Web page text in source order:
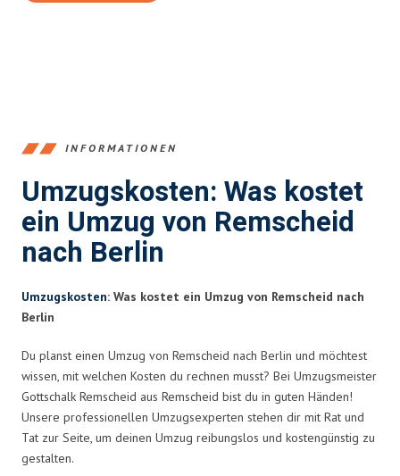
INFORMATIONEN
Umzugskosten: Was kostet
ein Umzug von Remscheid
nach Berlin
Umzugskosten: Was kostet ein Umzug von Remscheid nach
Berlin
Du planst einen Umzug von Remscheid nach Berlin und möchtest
wissen, mit welchen Kosten du rechnen musst? Bei Umzugsmeister
Gottschalk Remscheid aus Remscheid bist du in guten Händen!
Unsere professionellen Umzugsexperten stehen dir mit Rat und
Tat zur Seite, um deinen Umzug reibungslos und kostengünstig zu
gestalten.